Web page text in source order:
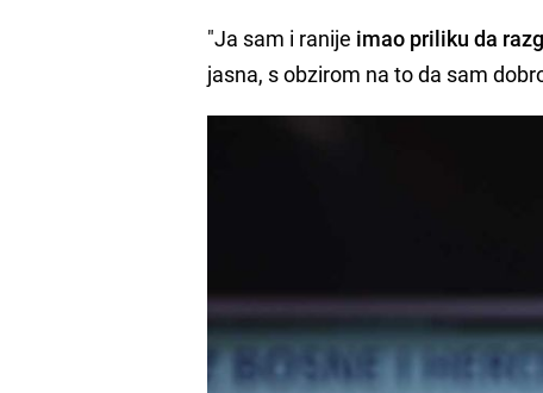
"Ja sam i ranije imao priliku da
jasna, s obzirom na to da sam